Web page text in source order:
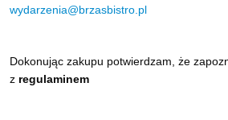
wydarzenia@brzasbistro.pl
Dokonując zakupu potwierdzam, że
z regulaminem